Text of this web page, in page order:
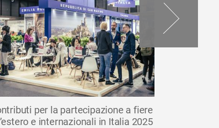
per la partecipazione a fiere
e internazionali in Italia 2025